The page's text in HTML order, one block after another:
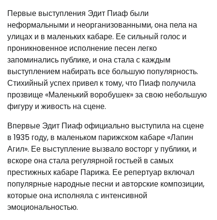
Первые выступления Эдит Пиаф были
неформальными и неорганизованными, она пела на
улицах и в маленьких кабаре. Ее сильный голос и
проникновенное исполнение песен легко
запоминались публике, и она стала с каждым
выступлением набирать все большую популярность.
Стихийный успех привел к тому, что Пиаф получила
прозвище «Маленький воробушек» за свою небольшую
фигуру и живость на сцене.
Впервые Эдит Пиаф официально выступила на сцене
в 1935 году, в маленьком парижском кабаре «Лапин
Агил». Ее выступление вызвало восторг у публики, и
вскоре она стала регулярной гостьей в самых
престижных кабаре Парижа. Ее репертуар включал
популярные народные песни и авторские композиции,
которые она исполняла с интенсивной
эмоциональностью.